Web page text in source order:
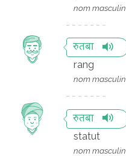
nom masculin
रुतबा
rang
nom masculin
रुतबा
statut
nom masculin